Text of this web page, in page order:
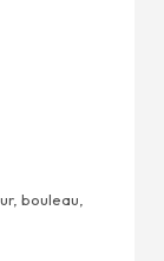
bouleau,